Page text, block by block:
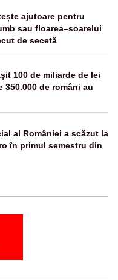
ajutoare pentru
sau floarea–soarelui
de secetă
100 de miliarde de lei
350.000 de români au
al României a scăzut la
în primul semestru din